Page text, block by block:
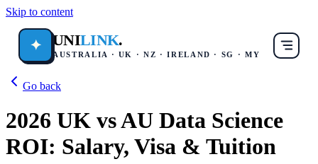
Skip to content
✦ UNILINK.
AUSTRALIA · UK · NZ · IRELAND · SG · MY
Go back
2026 UK vs AU Data Science
ROI: Salary, Visa & Tuition